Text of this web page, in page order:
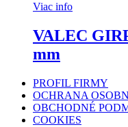
Viac info
VALEC
mm
PROFIL FIRMY
OCHRANA
OBCHODNÉ
COOKIES